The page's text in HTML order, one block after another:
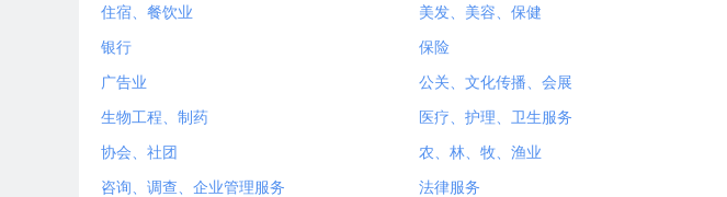
住宿、餐饮业 美发、美容、保健
银行 保险
广告业 公关、文化传播、会展
生物工程、制药 医疗、护理、卫生服务
协会、社团 农、林、牧、渔业
咨询、调查、企业管理服务 法律服务